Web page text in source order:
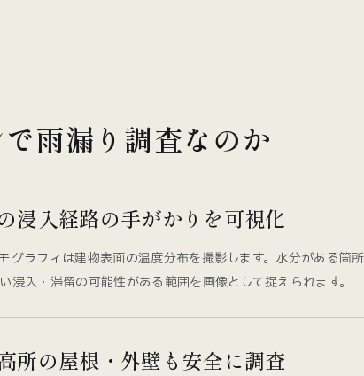
雨漏り調査なのか
浸入経路の手がかりを可視化
グラフィは建物表面の温度分布を撮影します。水分がある箇
浸入・滞留の可能性がある範囲を画像として捉えられます。
所の屋根・外壁も安全に調査